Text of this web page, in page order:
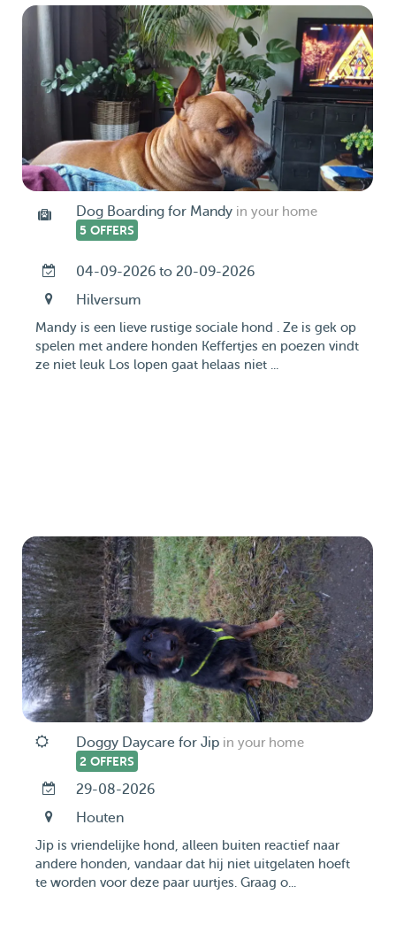
Dog Boarding for Mandy in your home
5 OFFERS
04-09-2026 to 20-09-2026
Hilversum
Mandy is een lieve rustige sociale hond . Ze is gek op
spelen met andere honden Keffertjes en poezen vindt
ze niet leuk Los lopen gaat helaas niet ...
Doggy Daycare for Jip in your home
2 OFFERS
29-08-2026
Houten
Jip is vriendelijke hond, alleen buiten reactief naar
andere honden, vandaar dat hij niet uitgelaten hoeft
te worden voor deze paar uurtjes. Graag o...